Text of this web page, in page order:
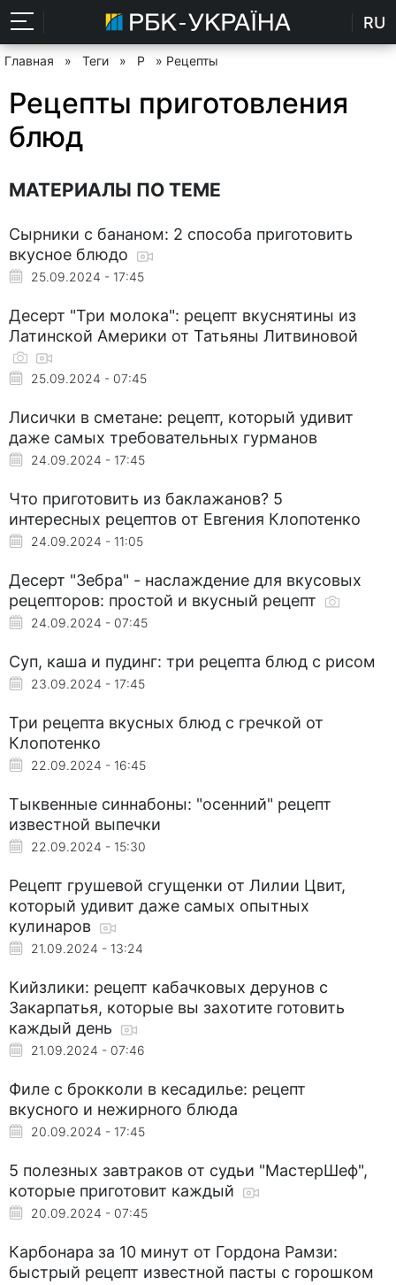
RU
Главная » Теги » Р » Рецепты
Рецепты приготовления
блюд
МАТЕРИАЛЫ ПО ТЕМЕ
Сырники с бананом: 2 способа приготовить
вкусное блюдо
25.09.2024 - 17:45
Десерт "Три молока": рецепт вкуснятины из
Латинской Америки от Татьяны Литвиновой
25.09.2024 - 07:45
Лисички в сметане: рецепт, который удивит
даже самых требовательных гурманов
24.09.2024 - 17:45
Что приготовить из баклажанов? 5
интересных рецептов от Евгения Клопотенко
24.09.2024 - 11:05
Десерт "Зебра" - наслаждение для вкусовых
рецепторов: простой и вкусный рецепт
24.09.2024 - 07:45
Суп, каша и пудинг: три рецепта блюд с рисом
23.09.2024 - 17:45
Три рецепта вкусных блюд с гречкой от
Клопотенко
22.09.2024 - 16:45
Тыквенные синнабоны: "осенний" рецепт
известной выпечки
22.09.2024 - 15:30
Рецепт грушевой сгущенки от Лилии Цвит,
который удивит даже самых опытных
кулинаров
21.09.2024 - 13:24
Кийзлики: рецепт кабачковых дерунов с
Закарпатья, которые вы захотите готовить
каждый день
21.09.2024 - 07:46
Филе с брокколи в кесадилье: рецепт
вкусного и нежирного блюда
20.09.2024 - 17:45
5 полезных завтраков от судьи "МастерШеф",
которые приготовит каждый
20.09.2024 - 07:45
Карбонара за 10 минут от Гордона Рамзи:
быстрый рецепт известной пасты с горошком